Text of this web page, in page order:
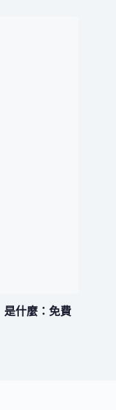
是什麼：免費